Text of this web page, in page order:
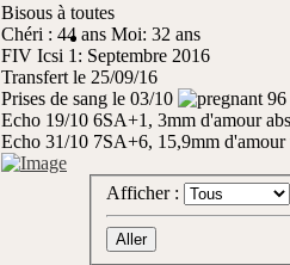
Bisous à toutes
Chéri : 44 ans Moi: 32 ans
FIV Icsi 1: Septembre 2016
Transfert le 25/09/16
Prises de sang le 03/10
Echo 19/10 6SA+1, 3mm d'amour
Echo 31/10 7SA+6, 15,9mm d'amour
Afficher :